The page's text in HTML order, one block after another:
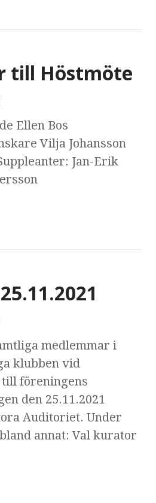
till Höstmöte
Ellen Bos
Vilja Johansson
Jan-Erik
medlemmar i
klubben vid
föreningens
den 25.11.2021
Auditoriet. Under
annat: Val kurator